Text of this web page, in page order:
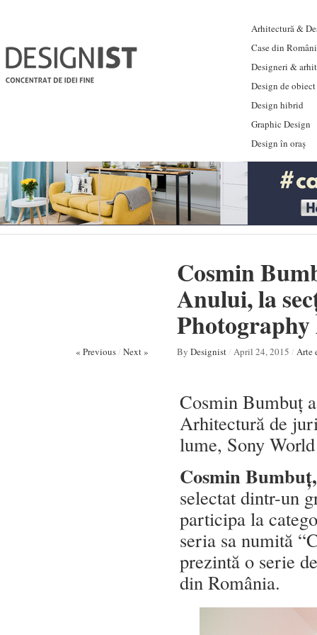
Arhitectură &
Case din
Designeri &
Design de obiect
Design hibrid
Graphic Design
Design în oraș
Cosmin
Anului, la
Photography
« Previous/ Next » By Designist/ April 24, 2015 / Arte
Cosmin Bumbuț
Arhitectură de
lume, Sony
Cosmin Bumbuț,
selectat dintr-un
participa la
seria sa numită
prezintă o serie
din România.